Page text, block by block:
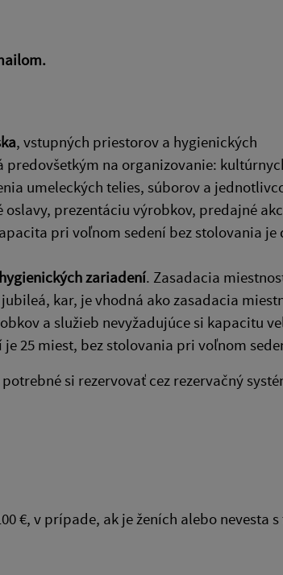
, vstupných priestorov a hygienických
na organizovanie:
umeleckých telies, súborov a
prezentáciu výrobkov, predajné
pri voľnom sedení bez stolovania je
zariadení. Zasadacia
kar, je vhodná ako zasadacia
a služieb nevyžadujúce si kapacitu
25 miest, bez stolovania pri voľnom
si rezervovať cez rezervačný
€, v prípade, ak je ženích alebo nevesta